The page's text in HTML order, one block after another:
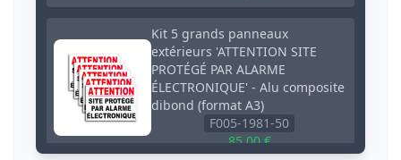
Kit 5 grands panneaux
extérieurs 'ATTENTION SITE
PROTÉGÉ PAR ALARME
ÉLECTRONIQUE' - Alu composite
dibond (format A3)
F005-1981-50
85,00 €